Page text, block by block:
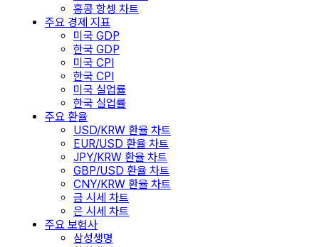
홍콩 항셍 차트
주요 경제 지표
미국 GDP
한국 GDP
미국 CPI
한국 CPI
미국 실업률
한국 실업률
주요 환율
USD/KRW 환율 차트
EUR/USD 환율 차트
JPY/KRW 환율 차트
GBP/USD 환율 차트
CNY/KRW 환율 차트
금 시세 차트
은 시세 차트
주요 보험사
삼성생명